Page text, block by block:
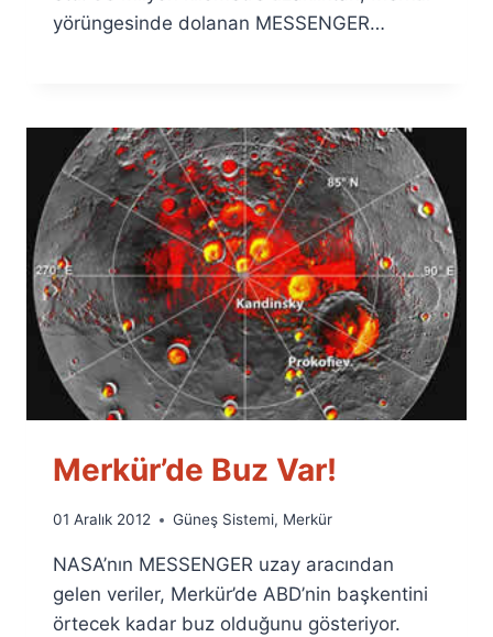
yörüngesinde dolanan MESSENGER…
Merkür’de Buz Var!
By
Fuat
Özyar
01 Aralık 2012 Güneş Sistemi, Merkür
NASA’nın MESSENGER uzay aracından
gelen veriler, Merkür’de ABD’nin başkentini
örtecek kadar buz olduğunu gösteriyor.